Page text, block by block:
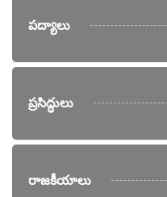
పద్యాలు
ప్రసిద్ధులు
రాజకీయాలు